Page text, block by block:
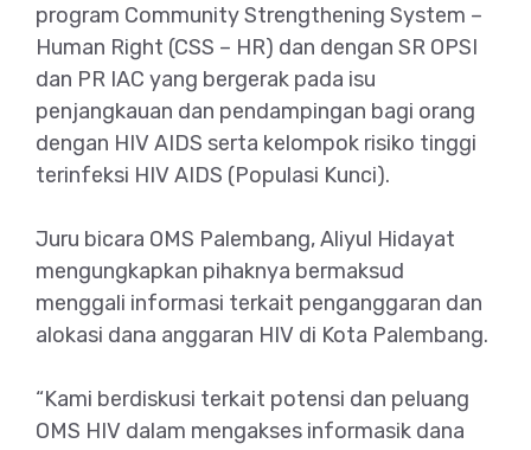
program Community Strengthening System –
Human Right (CSS – HR) dan dengan SR OPSI
dan PR IAC yang bergerak pada isu
penjangkauan dan pendampingan bagi orang
dengan HIV AIDS serta kelompok risiko tinggi
terinfeksi HIV AIDS (Populasi Kunci).
Juru bicara OMS Palembang, Aliyul Hidayat
mengungkapkan pihaknya bermaksud
menggali informasi terkait penganggaran dan
alokasi dana anggaran HIV di Kota Palembang.
“Kami berdiskusi terkait potensi dan peluang
OMS HIV dalam mengakses informasik dana